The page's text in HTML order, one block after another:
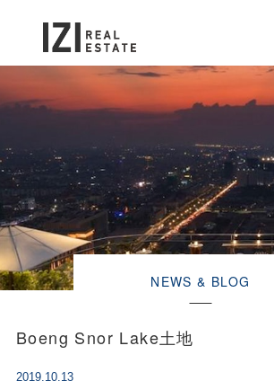
NEWS & BLOG
Boeng Snor Lake土地
2019.10.13